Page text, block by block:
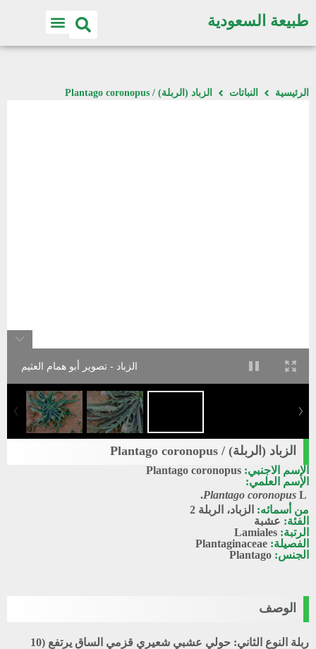
طبيعة السعودية
الرئيسية النباتات الزباد (الربلة) / Plantago coronopus
الزباد - تصوير أبو همام العثيم
الزباد (الربلة) / Plantago coronopus
الإسم الاجنبي: Plantago coronopus
الإسم العلمي:
Plantago coronopus L.
من أسمائه: الزباد، الربلة 2
الفئة: عشبة
الرتبة: Lamiales
الفصيلة: Plantaginaceae
الجنس: Plantago
الوصف
ربلة النوع الثاني
: حولي عشبي شعيري قزمي الساق يرتفع (10